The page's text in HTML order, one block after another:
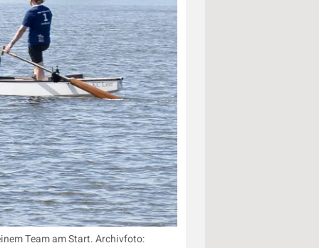
Team am Start. Archivfoto: